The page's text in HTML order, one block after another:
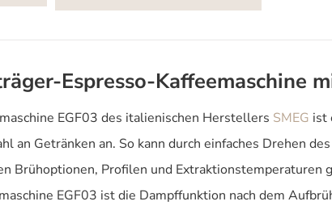
Espresso-Kaffeemaschine
EGF03 des italienischen Herstellers SMEG ist
an Getränken an. So kann durch einfaches Drehen
Brühoptionen, Profilen und
EGF03 ist die Dampffunktion nach dem